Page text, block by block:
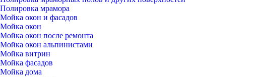
Полировка мрамора
Мойка окон и фасадов
Мойка окон
Мойка окон после ремонта
Мойка окон альпинистами
Мойка витрин
Мойка фасадов
Мойка дома